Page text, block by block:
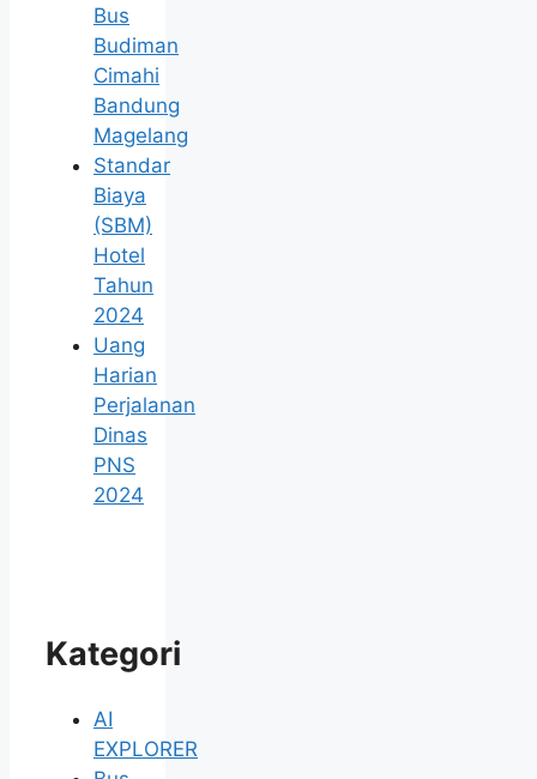
Bus
Budiman
Cimahi
Bandung
Magelang
Standar
Biaya
(SBM)
Hotel
Tahun
2024
Uang
Harian
Perjalanan
Dinas
PNS
2024
Kategori
AI
EXPLORER